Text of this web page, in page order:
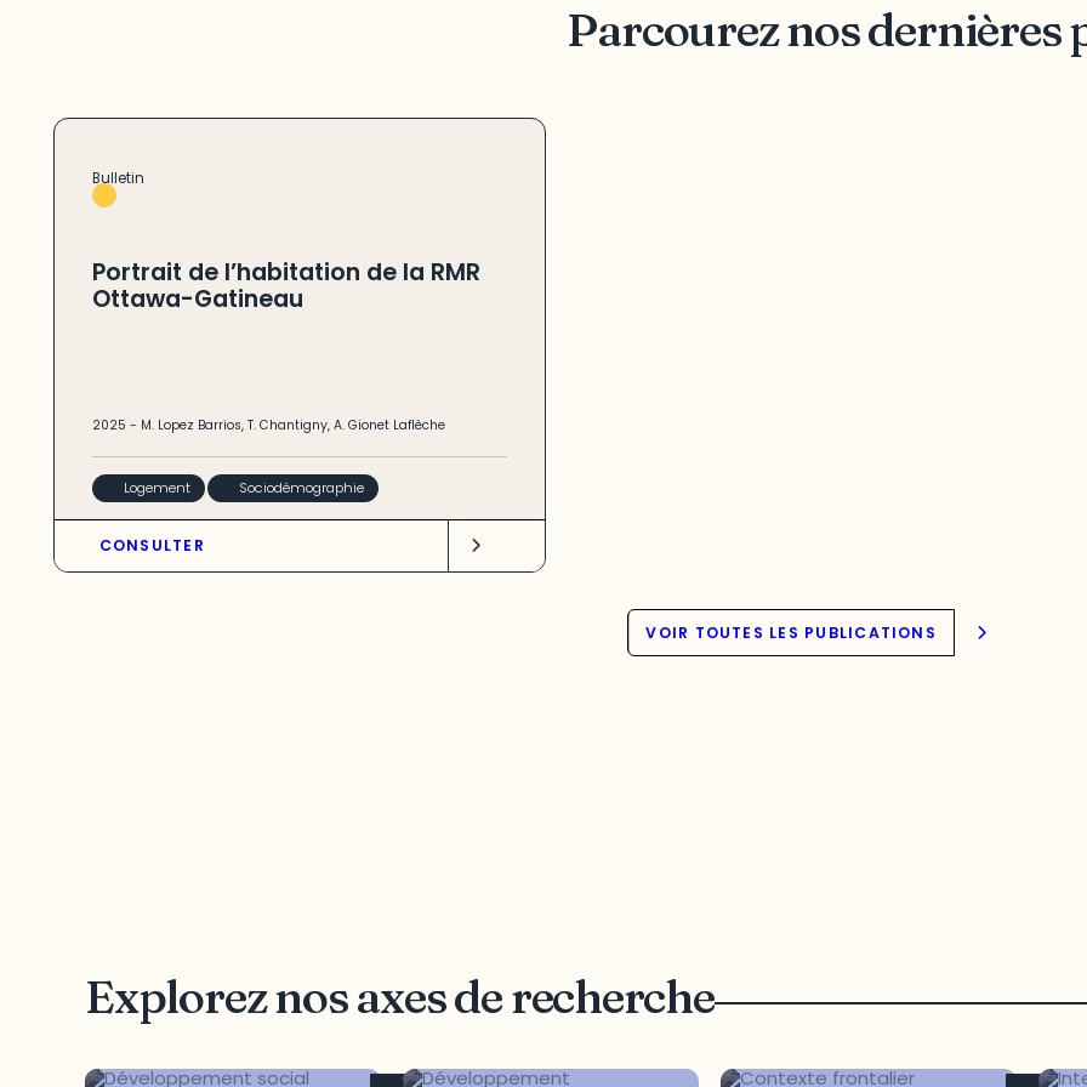
Parcourez nos dernières
Bulletin
Portrait de l’habitation de la RMR
Ottawa-Gatineau
2025 - M. Lopez Barrios, T. Chantigny, A. Gionet Laflèche
Logement Sociodémographie
CONSULTER
VOIR TOUTES LES PUBLICATIONS
Explorez nos axes de recherche